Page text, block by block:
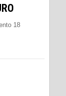
18